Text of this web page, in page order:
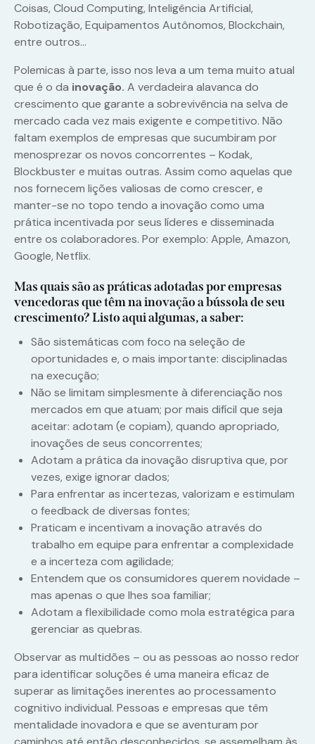
Coisas, Cloud Computing, Inteligência Artificial,
Robotização, Equipamentos Autônomos, Blockchain,
entre outros…
Polemicas à parte, isso nos leva a um tema muito atual
que é o da inovação. A verdadeira alavanca do
crescimento que garante a sobrevivência na selva de
mercado cada vez mais exigente e competitivo. Não
faltam exemplos de empresas que sucumbiram por
menosprezar os novos concorrentes – Kodak,
Blockbuster e muitas outras. Assim como aquelas que
nos fornecem lições valiosas de como crescer, e
manter-se no topo tendo a inovação como uma
prática incentivada por seus líderes e disseminada
entre os colaboradores. Por exemplo: Apple, Amazon,
Google, Netflix.
Mas quais são as práticas adotadas por empresas
vencedoras que têm na inovação a bússola de seu
crescimento? Listo aqui algumas, a saber:
São sistemáticas com foco na seleção de
oportunidades e, o mais importante: disciplinadas
na execução;
Não se limitam simplesmente à diferenciação nos
mercados em que atuam; por mais difícil que seja
aceitar: adotam (e copiam), quando apropriado,
inovações de seus concorrentes;
Adotam a prática da inovação disruptiva que, por
vezes, exige ignorar dados;
Para enfrentar as incertezas, valorizam e estimulam
o feedback de diversas fontes;
Praticam e incentivam a inovação através do
trabalho em equipe para enfrentar a complexidade
e a incerteza com agilidade;
Entendem que os consumidores querem novidade –
mas apenas o que lhes soa familiar;
Adotam a flexibilidade como mola estratégica para
gerenciar as quebras.
Observar as multidões – ou as pessoas ao nosso redor
para identificar soluções é uma maneira eficaz de
superar as limitações inerentes ao processamento
cognitivo individual. Pessoas e empresas que têm
mentalidade inovadora e que se aventuram por